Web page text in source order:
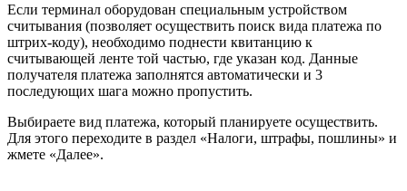
Если терминал оборудован специальным устройством
считывания (позволяет осуществить поиск вида платежа по
штрих-коду), необходимо поднести квитанцию к
считывающей ленте той частью, где указан код. Данные
получателя платежа заполнятся автоматически и 3
последующих шага можно пропустить.
Выбираете вид платежа, который планируете осуществить.
Для этого переходите в раздел «Налоги, штрафы, пошлины» и
жмете «Далее».